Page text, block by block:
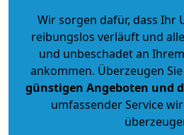
Wir sorgen dafür, dass Ihr
reibungslos verläuft und
und unbeschadet an
ankommen. Überzeugen
günstigen Angeboten und
umfassender Service